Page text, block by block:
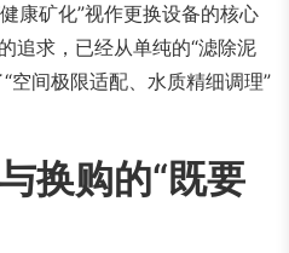
康矿化”视作更换设备的核心
追求，已经从单纯的“滤除泥
空间极限适配、水质精细调理”
换购的“既要